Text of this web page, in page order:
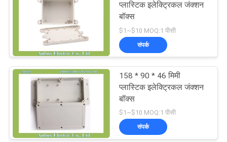
प्लास्टिक इलेक्ट्रिकल जंक्शन
बॉक्स
$1~$10 MOQ:1 पीसी
संपर्क
158 * 90 * 46 मिमी
प्लास्टिक इलेक्ट्रिकल जंक्शन
बॉक्स
$1~$10 MOQ:1 पीसी
संपर्क